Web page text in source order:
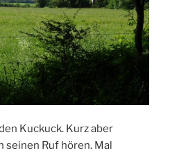
Kuckuck. Kurz aber
seinen Ruf hören. Mal